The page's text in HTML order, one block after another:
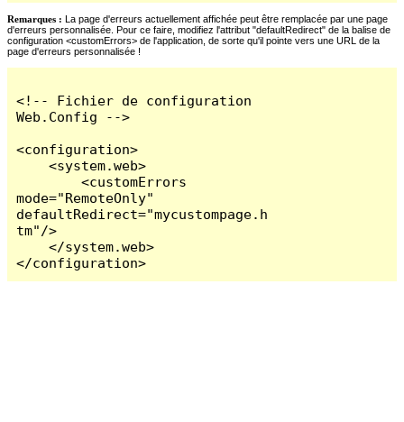
Remarques : La page d'erreurs actuellement affichée peut être remplacée par une page
d'erreurs personnalisée. Pour ce faire, modifiez l'attribut "defaultRedirect" de la balise de
configuration <customErrors> de l'application, de sorte qu'il pointe vers une URL de la
page d'erreurs personnalisée !
<!-- Fichier de configuration
Web.Config -->
<configuration>
    <system.web>
        <customErrors
mode="RemoteOnly"
defaultRedirect="mycustompage.h
tm"/>
    </system.web>
</configuration>